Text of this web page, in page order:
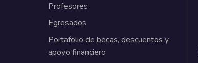
Profesores
Egresados
Portafolio de becas, descuentos y
apoyo financiero